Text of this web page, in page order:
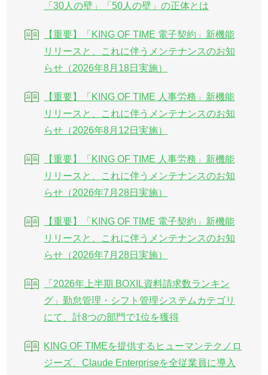
「30人の壁」「50人の壁」の正体とは
【重要】「KING OF TIME 電子契約」新機能
リリースと、これに伴うメンテナンスのお知
らせ（2026年8月18日実施）
【重要】「KING OF TIME 人事労務」新機能
リリースと、これに伴うメンテナンスのお知
らせ（2026年8月12日実施）
【重要】「KING OF TIME 人事労務」新機能
リリースと、これに伴うメンテナンスのお知
らせ（2026年7月28日実施）
【重要】「KING OF TIME 電子契約」新機能
リリースと、これに伴うメンテナンスのお知
らせ（2026年7月28日実施）
「2026年上半期 BOXIL資料請求数ランキン
グ」勤怠管理・シフト管理システムカテゴリ
にて、計8つの部門で1位を獲得
KING OF TIMEを提供するヒューマンテクノロ
ジーズ、Claude Enterpriseを全従業員に導入